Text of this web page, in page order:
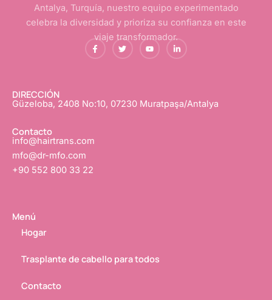
Antalya, Turquía, nuestro equipo experimentado
celebra la diversidad y prioriza su confianza en este
viaje transformador.
f
a
c
-
G
o
r
Y
o
u
L
i
n
DIRECCIÓN
Güzeloba, 2408 No:10, 07230 Muratpaşa/Antalya
Contacto
info@hairtrans.com
mfo@dr-mfo.com
+90 552 800 33 22
Menú
Hogar
Trasplante de cabello para todos
Contacto